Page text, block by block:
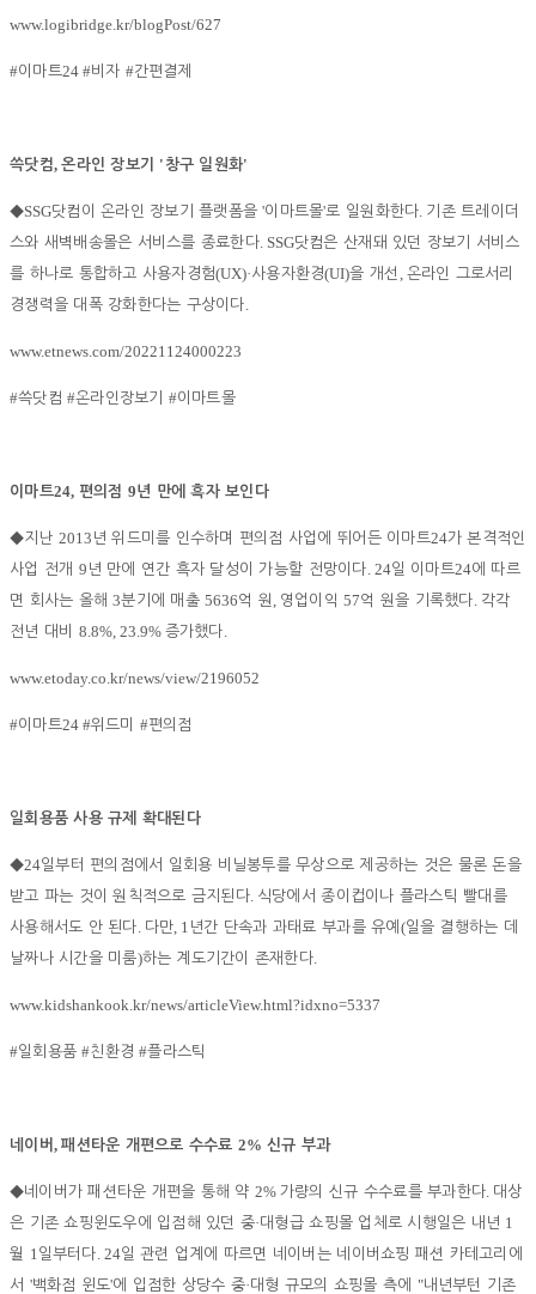
www.logibridge.kr/blogPost/627
#이마트24 #비자 #간편결제
쓱닷컴,온라인 장보기 ' 창구 일원화'
◆SSG닷컴이 온라인 장보기 플랫폼을'이마트몰'로 일원화한다. 기존 트레이더
스와 새벽배송몰은 서비스를 종료한다. SSG닷컴은 산재돼 있던 장보기 서비스
를 하나로 통합하고 사용자경험(UX)·사용자환경(UI)을 개선 , 온라인 그로서리
경쟁력을 대폭 강화한다는 구상이다.
www.etnews.com/20221124000223
#쓱닷컴#온라인장보기 #이마트몰
이마트24, 편의점 9년 만에 흑자 보인다
◆지난 2013 년 위드미를 인수하며 편의점 사업에 뛰어든 이마트24가 본격적인
사업 전개 9 년 만에 연간 흑자 달성이 가능할 전망이다. 24일 이마트24에 따르
면 회사는 올해3분기에 매출5636억 원 , 영업이익57억 원을 기록했다. 각각
전년 대비 8.8%, 23.9% 증가했다.
www.etoday.co.kr/news/view/2196052
#이마트24 #위드미 #편의점
일회용품 사용 규제 확대된다
◆24일부터 편의점에서 일회용 비닐봉투를 무상으로 제공하는 것은 물론 돈을
받고 파는 것이 원칙적으로 금지된다. 식당에서 종이컵이나 플라스틱 빨대를
사용해서도 안 된다. 다만, 1 년간 단속과 과태료 부과를 유예 (일을 결행하는 데
날짜나 시간을 미룸)하는 계도기간이 존재한다.
www.kidshankook.kr/news/articleView.html?idxno=5337
#일회용품#친환경#플라스틱
네이버 ,패션타운 개편으로 수수료 2% 신규 부과
◆네이버가 패션타운 개편을 통해 약 2% 가량의 신규 수수료를 부과한다. 대상
은 기존 쇼핑윈도우에 입점해 있던 중·대형급 쇼핑몰 업체로 시행일은 내년 1
월 1일부터다. 24일 관련 업계에 따르면 네이버는 네이버쇼핑 패션 카테고리에
서 '백화점 윈도'에 입점한 상당수 중·대형 규모의 쇼핑몰 측에 "내년부턴 기존